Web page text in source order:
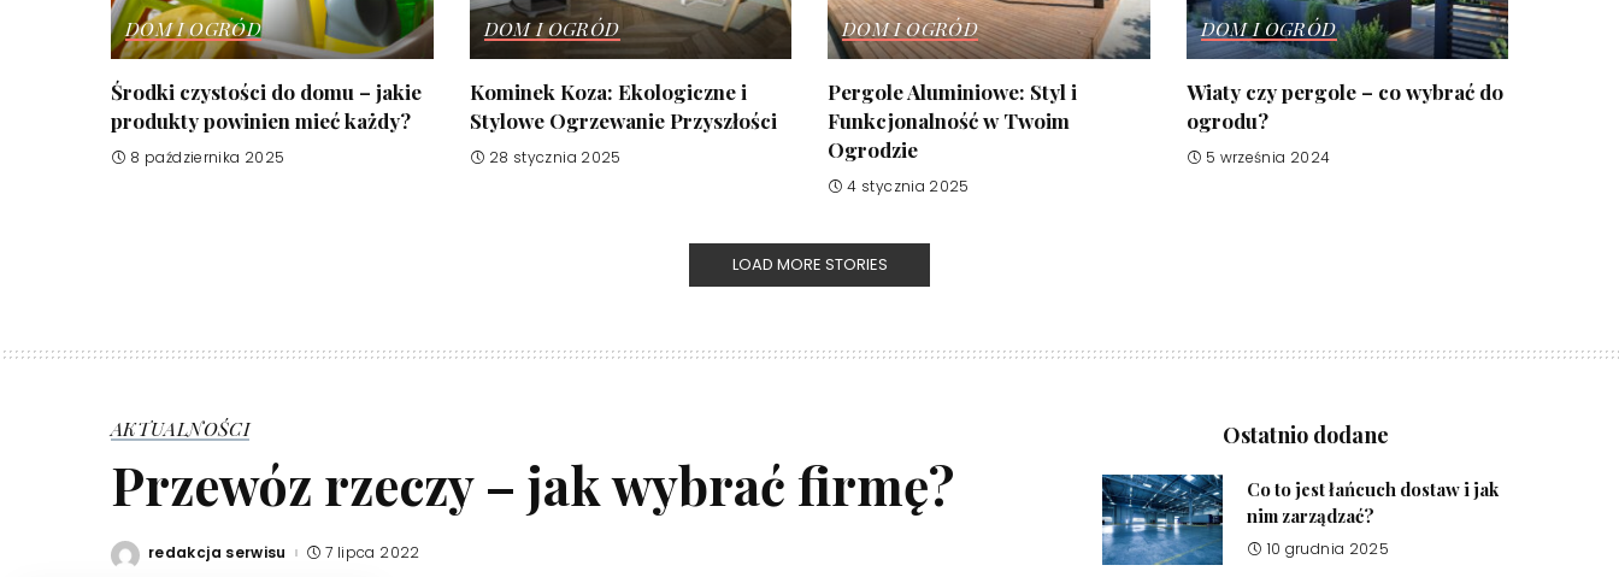
DOM I OGRÓD
Środki czystości do domu – jakie
produkty powinien mieć każdy?
8 października 2025
DOM I OGRÓD
Kominek Koza: Ekologiczne i
Stylowe Ogrzewanie Przyszłości
28 stycznia 2025
DOM I OGRÓD
Pergole Aluminiowe: Styl i
Funkcjonalność w Twoim
Ogrodzie
4 stycznia 2025
DOM I OGRÓD
Wiaty czy pergole – co wybrać do
ogrodu?
5 września 2024
LOAD MORE STORIES
AKTUALNOŚCI
Przewóz rzeczy – jak wybrać firmę?
Posted
redakcja serwisu 7 lipca 2022
Ostatnio dodane
Co to jest łańcuch dostaw i jak
nim zarządzać?
10 grudnia 2025